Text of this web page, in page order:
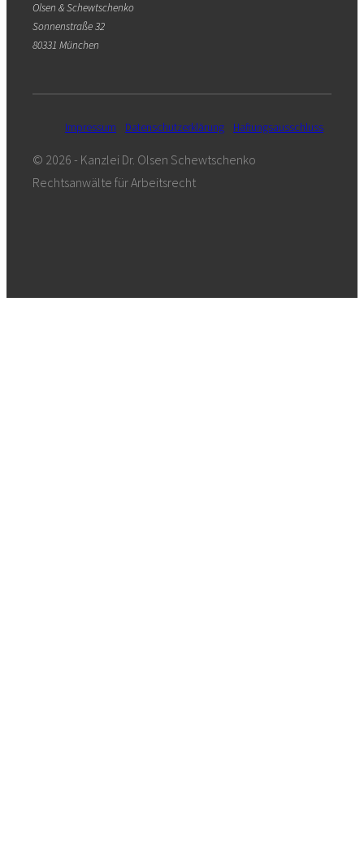
Olsen & Schewtschenko
Sonnenstraße 32
80331 München
Impressum Datenschutzerklärung Haftungsausschluss
© 2026 - Kanzlei Dr. Olsen Schewtschenko
Rechtsanwälte für Arbeitsrecht